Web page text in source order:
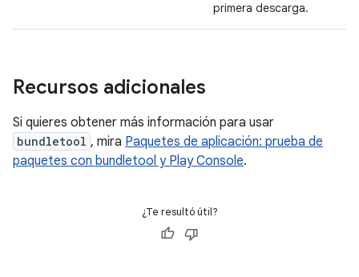
primera descarga.
Recursos adicionales
Si quieres obtener más información para usar
bundletool , mira Paquetes de aplicación: prueba de
paquetes con bundletool y Play Console.
¿Te resultó útil?